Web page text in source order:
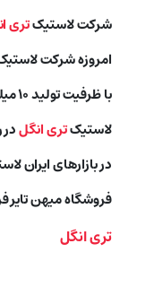
شرکت لاستیکتری
امروزه شرکت
با ظرفیت تولید ۱۰ میلیون حلقه در سال ، لاستیک
لاستیکتری انگلدر
در بازارهای ایران
فروشگاه میهن
تری انگل